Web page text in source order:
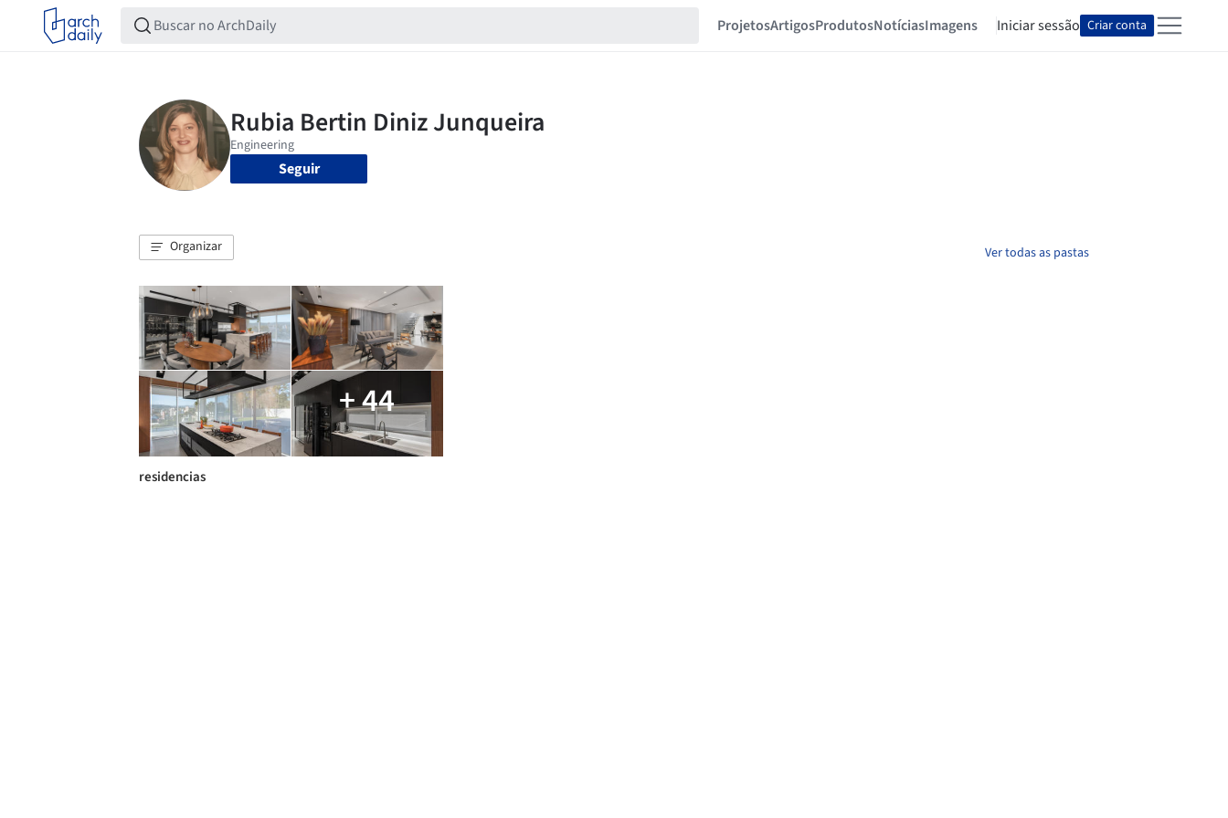
ProjetosArtigosProdutosNotíciasImagens Iniciar sessão Criar conta
Seguir
Organizar Ver todas as pastas
+ 44
residencias